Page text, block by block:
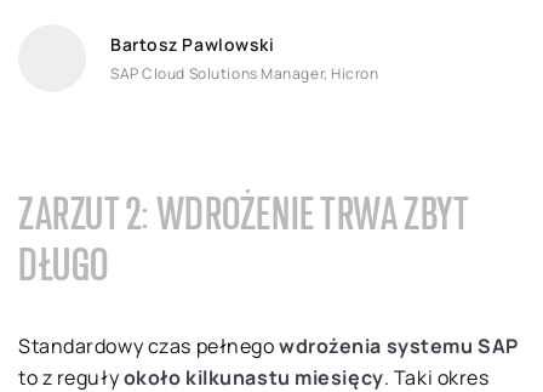
Bartosz Pawlowski
SAP Cloud Solutions Manager, Hicron
ZARZUT 2: WDROŻENIE TRWA ZBYT
DŁUGO
Standardowy czas pełnegowdrożenia systemu SAP
to z regułyokoło kilkunastu miesięcy. Taki okres